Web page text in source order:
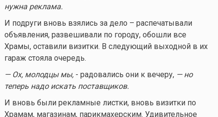
нужна реклама.
И подруги вновь взялись за дело – распечатывали
объявления, развешивали по городу, обошли все
Храмы, оставили визитки. В следующий выходной в их
гараж стояла очередь.
— Ох, молодцы мы,- радовались они к вечеру, — но
теперь надо искать поставщиков.
И вновь были рекламные листки, вновь визитки по
Храмам, магазинам, парикмахерским. Удивительное